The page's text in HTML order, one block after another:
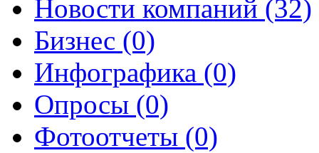
Новости компаний (32)
Бизнес (0)
Инфографика (0)
Опросы (0)
Фотоотчеты (0)